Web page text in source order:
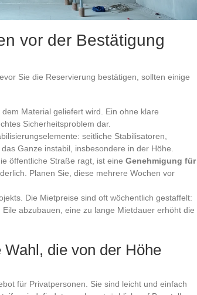
vor der Bestätigung
Sie die Reservierung bestätigen, sollten einige
Material geliefert wird. Ein ohne klare
Sicherheitsproblem dar.
seitliche Stabilisatoren,
Ganze instabil, insbesondere in der Höhe.
öffentliche Straße ragt, ist eine Genehmigung für
Planen Sie, diese mehrere Wochen vor
Die Mietpreise sind oft wöchentlich gestaffelt:
abzubauen, eine zu lange Mietdauer erhöht die
die von der Höhe
für Privatpersonen. Sie sind leicht und einfach